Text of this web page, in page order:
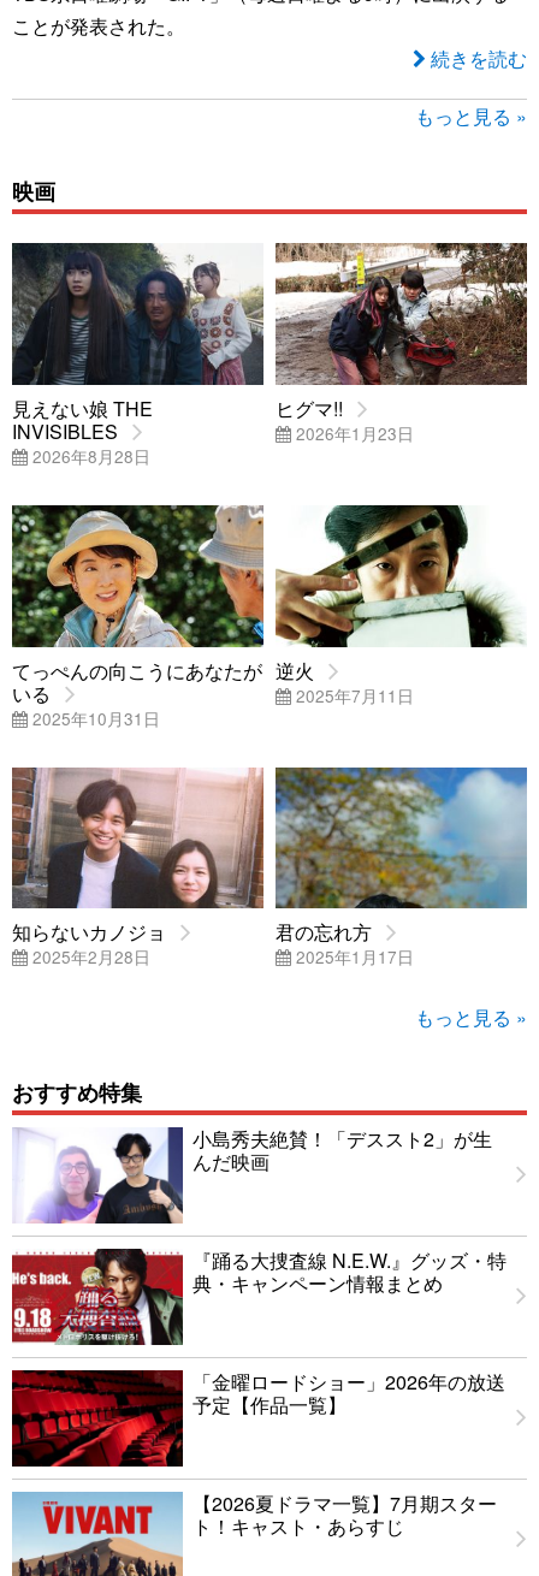
ことが発表された。
続きを読む
もっと見る »
映画
見えない娘 THE
INVISIBLES
2026年8月28日
ヒグマ!!
2026年1月23日
てっぺんの向こうにあなたが
いる
2025年10月31日
逆火
2025年7月11日
知らないカノジョ
2025年2月28日
君の忘れ方
2025年1月17日
もっと見る »
おすすめ特集
小島秀夫絶賛！「デススト2」が生
んだ映画
『踊る大捜査線 N.E.W.』グッズ・特
典・キャンペーン情報まとめ
「金曜ロードショー」2026年の放送
予定【作品一覧】
【2026夏ドラマ一覧】7月期スター
ト！キャスト・あらすじ